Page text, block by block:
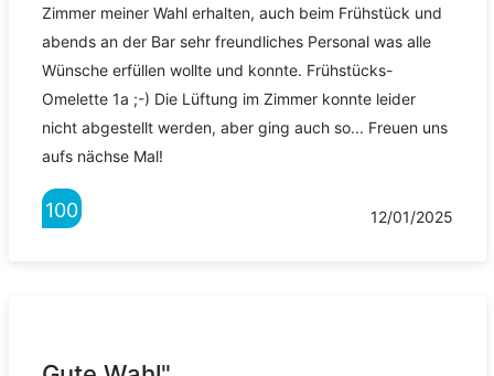
Zimmer meiner Wahl erhalten, auch beim Frühstück und
abends an der Bar sehr freundliches Personal was alle
Wünsche erfüllen wollte und konnte. Frühstücks-
Omelette 1a ;-) Die Lüftung im Zimmer konnte leider
nicht abgestellt werden, aber ging auch so... Freuen uns
aufs nächse Mal!
100 12/01/2025